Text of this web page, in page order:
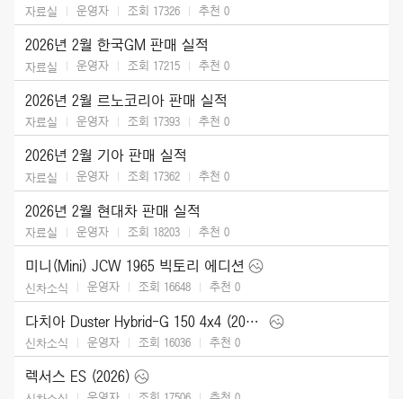
자료실 운영자 조회 17326 추천 0
2026년 2월 한국GM 판매 실적
자료실 운영자 조회 17215 추천 0
2026년 2월 르노코리아 판매 실적
자료실 운영자 조회 17393 추천 0
2026년 2월 기아 판매 실적
자료실 운영자 조회 17362 추천 0
2026년 2월 현대차 판매 실적
자료실 운영자 조회 18203 추천 0
미니(Mini) JCW 1965 빅토리 에디션
신차소식 운영자 조회 16648 추천 0
다치아 Duster Hybrid-G 150 4x4 (2026)
신차소식 운영자 조회 16036 추천 0
렉서스 ES (2026)